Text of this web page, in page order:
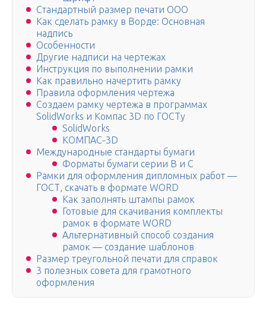
Стандартный размер печати ООО
Как сделать рамку в Ворде: Основная
надпись
Особенности
Другие надписи на чертежах
Инструкция по выполнении рамки
Как правильно начертить рамку
Правила оформления чертежа
Создаем рамку чертежа в программах
SolidWorks и Компас 3D по ГОСТу
SolidWorks
КОМПАС-3D
Международные стандарты бумаги
Форматы бумаги серии В и С
Рамки для оформления дипломных работ —
ГОСТ, скачать в формате WORD
Как заполнять штампы рамок
Готовые для скачивания комплекты
рамок в формате WORD
Альтернативный способ создания
рамок — создание шаблонов
Размер треугольной печати для справок
3 полезных совета для грамотного
оформления